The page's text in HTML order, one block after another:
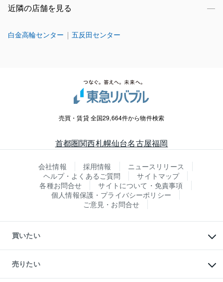
近隣の店舗を見る
白金高輪センター 五反田センター
売買・賃貸 全国29,664件から物件検索
首都圏関西札幌仙台名古屋福岡
会社情報 採用情報
ニュースリリース
ヘルプ・よくあるご質問
サイトマップ
各種お問合せ
サイトについて・免責事項
個人情報保護・プライバシーポリシー
ご意見・お問合せ
買いたい
新築・分譲マンションの購入
中古マンションの購入
一戸建ての購入
売りたい